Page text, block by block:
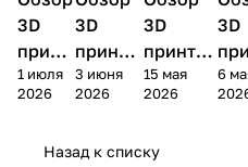
принтеры
3D
принт
ера
Bamb
1 июля
2026
принтеры
3D
принте
ра
Anycubi
4
3 июня
2026
принтеры
3D
принтер
а
FlashFo
Creator
15 мая
2026
3D
ра
6
Назад к списку